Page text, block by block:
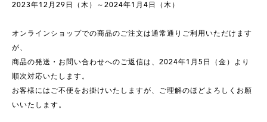
2023年12月29日（木）～2024年1月4日（木）
オンラインショップでの商品のご注文は通常通りご利用いただけます
が、
商品の発送・お問い合わせへのご返信は、2024年1月5日（金）より
順次対応いたします。
お客様にはご不便をお掛けいたしますが、ご理解のほどよろしくお願
いいたします。